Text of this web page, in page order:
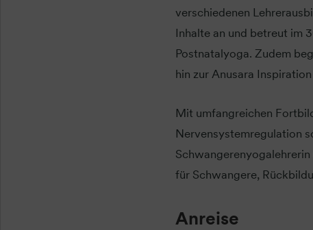
verschiedenen
Inhalte an und betreut im
Postnatalyoga. Zudem
hin zur Anusara
Mit umfangreichen
Nervensystemregulation
für Schwangere,
Anreise